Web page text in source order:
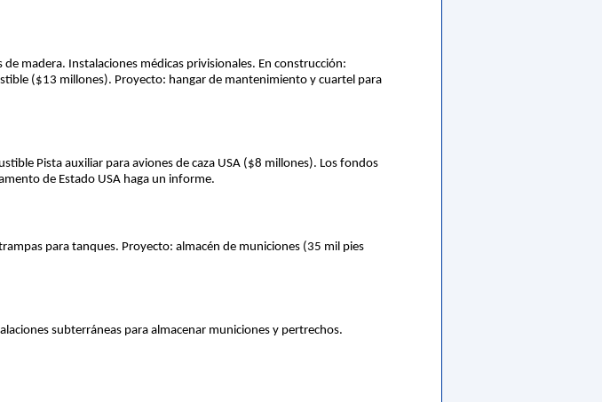
madera. Instalaciones médicas privisionales. En construcción:
($13 millones). Proyecto: hangar de mantenimiento y cuartel para
Pista auxiliar para aviones de caza USA ($8 millones). Los fondos
de Estado USA haga un informe.
para tanques. Proyecto: almacén de municiones (35 mil pies
subterráneas para almacenar municiones y pertrechos.